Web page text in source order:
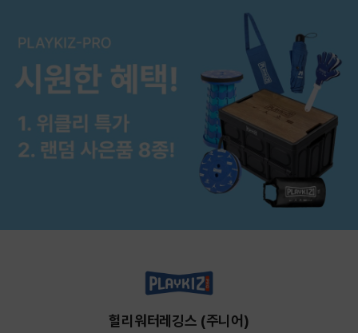
헐리워터레깅스 (주니어)